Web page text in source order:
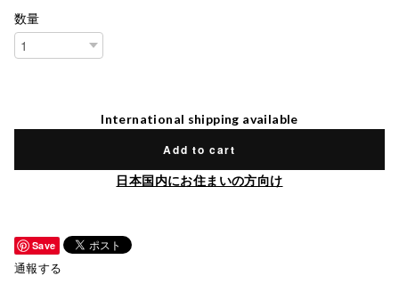
数量
International shipping available
Add to cart
日本国内にお住まいの方向け
Save
通報する